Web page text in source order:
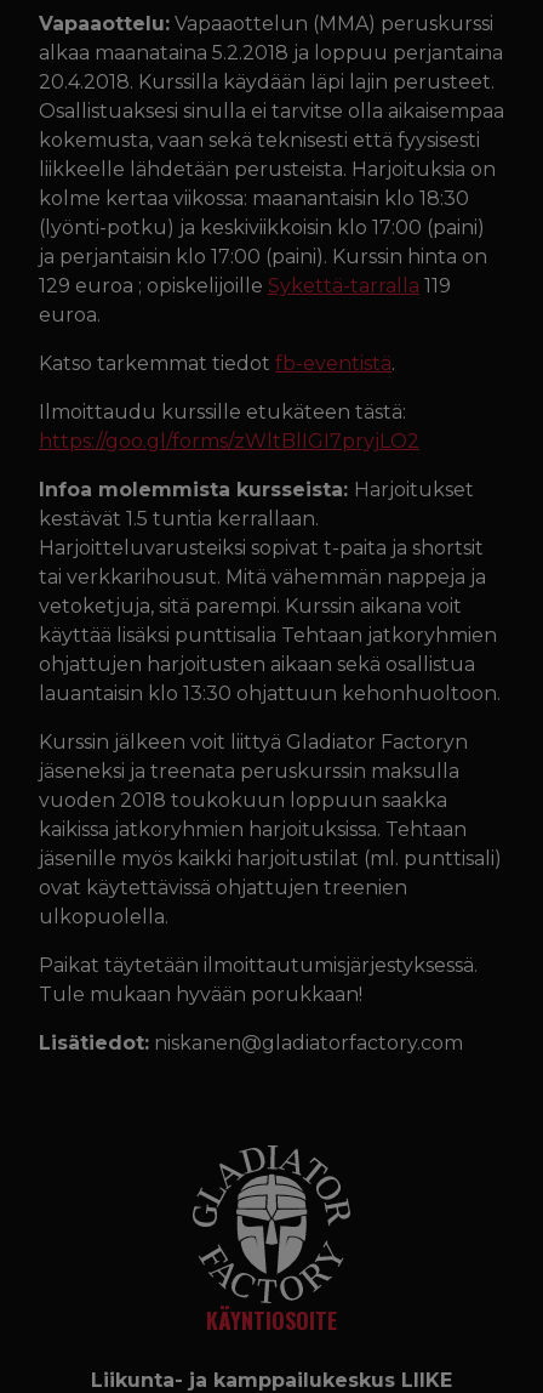
Vapaaottelu: Vapaaottelun (MMA) peruskurssi
alkaa maanataina 5.2.2018 ja loppuu perjantaina
20.4.2018. Kurssilla käydään läpi lajin perusteet.
Osallistuaksesi sinulla ei tarvitse olla aikaisempaa
kokemusta, vaan sekä teknisesti että fyysisesti
liikkeelle lähdetään perusteista. Harjoituksia on
kolme kertaa viikossa: maanantaisin klo 18:30
(lyönti-potku) ja keskiviikkoisin klo 17:00 (paini)
ja perjantaisin klo 17:00 (paini). Kurssin hinta on
129 euroa ; opiskelijoille Sykettä-tarralla 119
euroa.
Katso tarkemmat tiedot fb-eventistä.
Ilmoittaudu kurssille etukäteen tästä:
https://goo.gl/forms/zWltBlIGI7pryjLO2
Infoa molemmista kursseista: Harjoitukset
kestävät 1.5 tuntia kerrallaan.
Harjoitteluvarusteiksi sopivat t-paita ja shortsit
tai verkkarihousut. Mitä vähemmän nappeja ja
vetoketjuja, sitä parempi. Kurssin aikana voit
käyttää lisäksi punttisalia Tehtaan jatkoryhmien
ohjattujen harjoitusten aikaan sekä osallistua
lauantaisin klo 13:30 ohjattuun kehonhuoltoon.
Kurssin jälkeen voit liittyä Gladiator Factoryn
jäseneksi ja treenata peruskurssin maksulla
vuoden 2018 toukokuun loppuun saakka
kaikissa jatkoryhmien harjoituksissa. Tehtaan
jäsenille myös kaikki harjoitustilat (ml. punttisali)
ovat käytettävissä ohjattujen treenien
ulkopuolella.
Paikat täytetään ilmoittautumisjärjestyksessä.
Tule mukaan hyvään porukkaan!
Lisätiedot: niskanen@gladiatorfactory.com
KÄYNTIOSOITE
Liikunta- ja kamppailukeskus LIIKE